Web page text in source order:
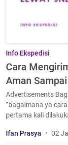
Info Ekspedisi
Cara
Aman
Advertisements
“bagaimana ya
pertama kali
Ifan Prasya 02